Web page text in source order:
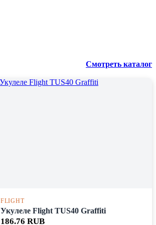
Смотреть каталог
FLIGHT
Укулеле Flight TUS40 Graffiti
186.76 RUB